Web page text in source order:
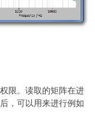
限。读取的矩阵在进
，可以用来进行例如